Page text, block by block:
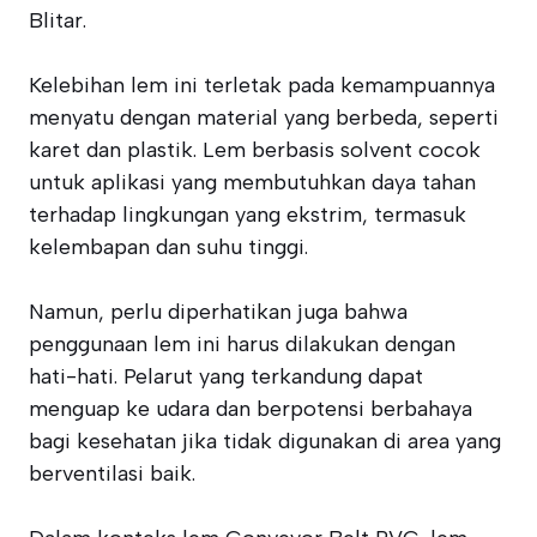
Blitar.
Kelebihan lem ini terletak pada kemampuannya
menyatu dengan material yang berbeda, seperti
karet dan plastik. Lem berbasis solvent cocok
untuk aplikasi yang membutuhkan daya tahan
terhadap lingkungan yang ekstrim, termasuk
kelembapan dan suhu tinggi.
Namun, perlu diperhatikan juga bahwa
penggunaan lem ini harus dilakukan dengan
hati-hati. Pelarut yang terkandung dapat
menguap ke udara dan berpotensi berbahaya
bagi kesehatan jika tidak digunakan di area yang
berventilasi baik.